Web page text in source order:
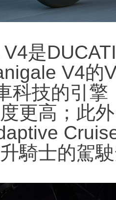
是
V4的
科技的引
更高；此
騎士的駕